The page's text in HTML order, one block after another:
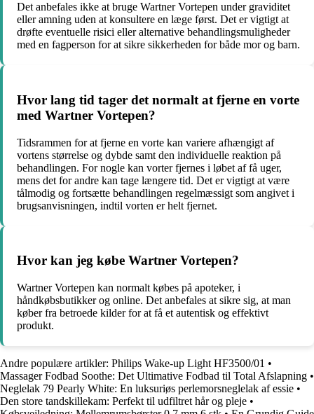
Det anbefales ikke at bruge Wartner Vortepen under graviditet
eller amning uden at konsultere en læge først. Det er vigtigt at
drøfte eventuelle risici eller alternative behandlingsmuligheder
med en fagperson for at sikre sikkerheden for både mor og barn.
Hvor lang tid tager det normalt at fjerne en vorte
med Wartner Vortepen?
Tidsrammen for at fjerne en vorte kan variere afhængigt af
vortens størrelse og dybde samt den individuelle reaktion på
behandlingen. For nogle kan vorter fjernes i løbet af få uger,
mens det for andre kan tage længere tid. Det er vigtigt at være
tålmodig og fortsætte behandlingen regelmæssigt som angivet i
brugsanvisningen, indtil vorten er helt fjernet.
Hvor kan jeg købe Wartner Vortepen?
Wartner Vortepen kan normalt købes på apoteker, i
håndkøbsbutikker og online. Det anbefales at sikre sig, at man
køber fra betroede kilder for at få et autentisk og effektivt
produkt.
Andre populære artikler: Philips Wake-up Light HF3500/01 •
Massager Fodbad Soothe: Det Ultimative Fodbad til Total Afslapning •
Neglelak 79 Pearly White: En luksuriøs perlemorsneglelak af essie •
Den store tandskillekam: Perfekt til udfiltret hår og pleje •